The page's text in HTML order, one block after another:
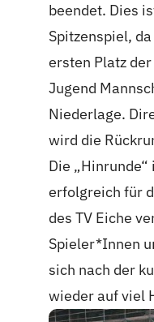
beendet. Dies
Spitzenspiel,
ersten Platz
Jugend
Niederlage.
wird die
Die
erfolgreich für
des TV Eiche
Spieler*Innen
sich nach der
wieder auf viel